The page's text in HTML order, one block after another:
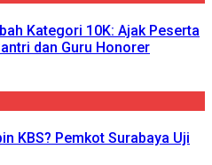
Kategori 10K: Ajak Peserta
dan Guru Honorer
KBS? Pemkot Surabaya Uji